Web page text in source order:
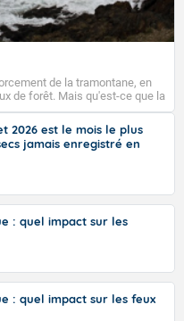
de la tramontane, en
de forêt. Mais qu'est-ce que la
? La tramontane est un
à nord, ou ouest à nord-
à la vallée de l’Aude et à
vient du latin trasmontanus,
régions montagneuses
2026 est le mois le plus
jamais enregistré en
: quel impact sur les
: quel impact sur les feux